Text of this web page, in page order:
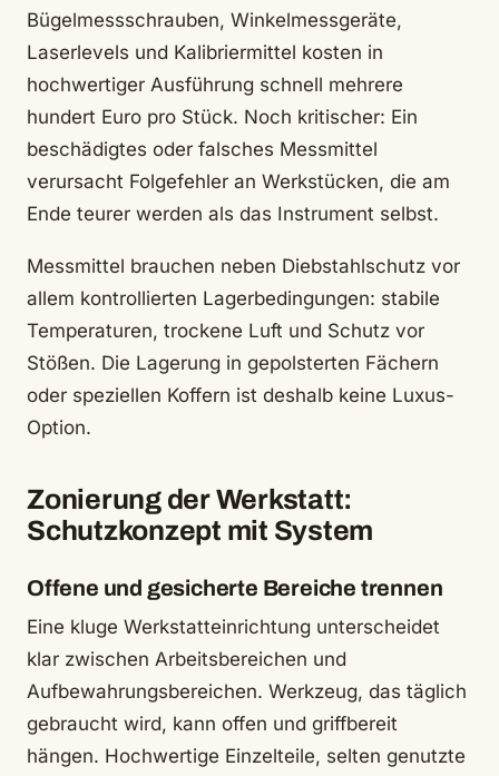
Bügelmessschrauben, Winkelmessgeräte,
Laserlevels und Kalibriermittel kosten in
hochwertiger Ausführung schnell mehrere
hundert Euro pro Stück. Noch kritischer: Ein
beschädigtes oder falsches Messmittel
verursacht Folgefehler an Werkstücken, die am
Ende teurer werden als das Instrument selbst.
Messmittel brauchen neben Diebstahlschutz vor
allem kontrollierten Lagerbedingungen: stabile
Temperaturen, trockene Luft und Schutz vor
Stößen. Die Lagerung in gepolsterten Fächern
oder speziellen Koffern ist deshalb keine Luxus-
Option.
Zonierung der Werkstatt:
Schutzkonzept mit System
Offene und gesicherte Bereiche trennen
Eine kluge Werkstatteinrichtung unterscheidet
klar zwischen Arbeitsbereichen und
Aufbewahrungsbereichen. Werkzeug, das täglich
gebraucht wird, kann offen und griffbereit
hängen. Hochwertige Einzelteile, selten genutzte